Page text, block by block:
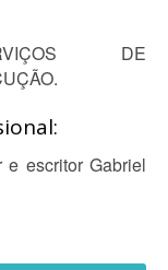
DE
e escritor Gabriel